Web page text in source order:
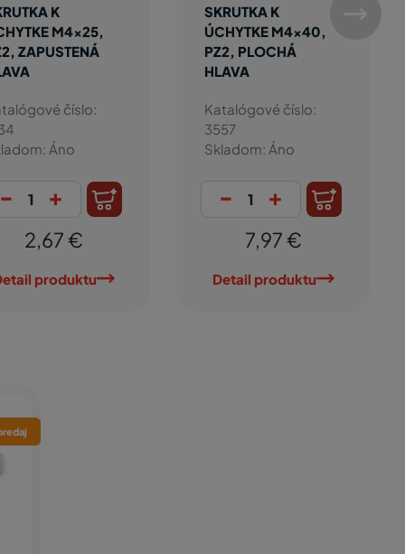
SKRUTKA K
ÚCHYTKE M4x40,
PH2, ZAPUSTENÁ
HLAVA
Katalógové číslo:
10425
Skladom: Áno
- +
4,35 €
Detail produktu
HT-Šablona pre
úchytky
Katalógové číslo:
Skladom: Áno
- +
13,61 €
Detail produktu